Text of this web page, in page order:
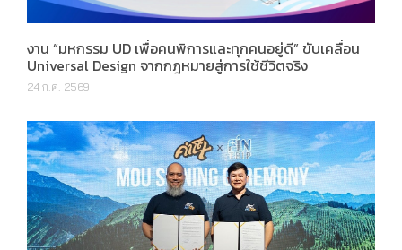
งาน “มหกรรม UD เพื่อคนพิการและทุกคนอยู่ดี” ขับเคลื่อน
Universal Design จากกฎหมายสู่การใช้ชีวิตจริง
24 ก.ค. 2569